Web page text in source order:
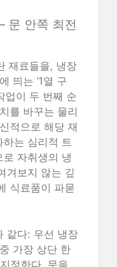
문 안쪽 최전
재료들을, 냉장
띄는 ‘1열 구
업이 두 번째 순
를 바꾸는 물리
적으로 해당 재
는 심리적 트
자취생의 냉
겨보지 않는 깊
식료품이 파묻
같다: 우선 냉장
가장 상단 한
정한다. 문을